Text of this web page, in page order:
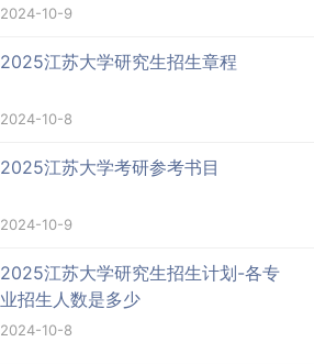
2024-10-9
2025江苏大学研究生招生章程
2024-10-8
2025江苏大学考研参考书目
2024-10-9
2025江苏大学研究生招生计划-各专
业招生人数是多少
2024-10-8